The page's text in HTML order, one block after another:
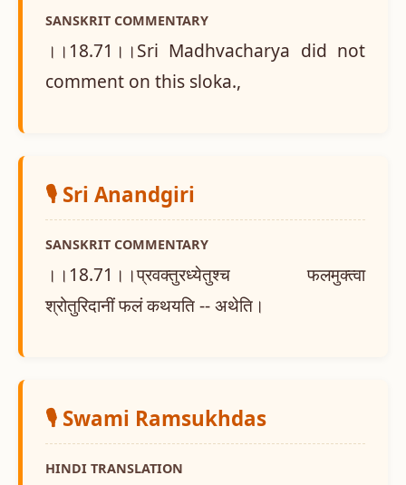
SANSKRIT COMMENTARY
।।18.71।।Sri Madhvacharya did not
comment on this sloka.,
🎙️ Sri Anandgiri
SANSKRIT COMMENTARY
।।18.71।।प्रवक्तुरध्येतुश्च फलमुक्त्वा
श्रोतुरिदानीं फलं कथयति -- अथेति।
🎙️ Swami Ramsukhdas
HINDI TRANSLATION